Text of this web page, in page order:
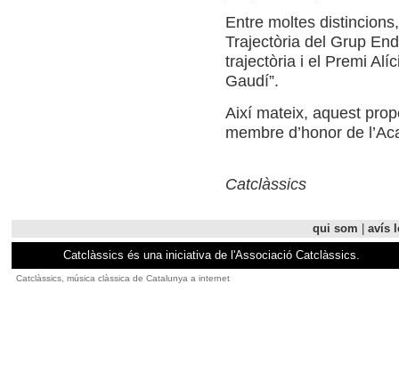
Entre moltes
Trajectòria del Grup
trajectòria i el Premi
Gaudí”.
Així mateix, aquest
membre d’honor de
Catclàssics
qui som
avís
Catclàssics és una iniciativa de l'Associació Catclàssics.
Catclàssics, música clàssica de Catalunya a internet